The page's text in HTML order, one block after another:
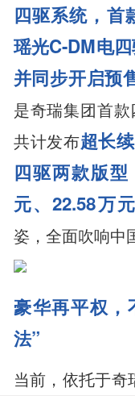
四驱系统，
瑶光C-DM电
并同步开启预
是奇瑞集团首
共计发布超长
四驱两款版
元、22.58万元
姿，全面吹响中
豪华再平权，
法”
当前，依托于奇